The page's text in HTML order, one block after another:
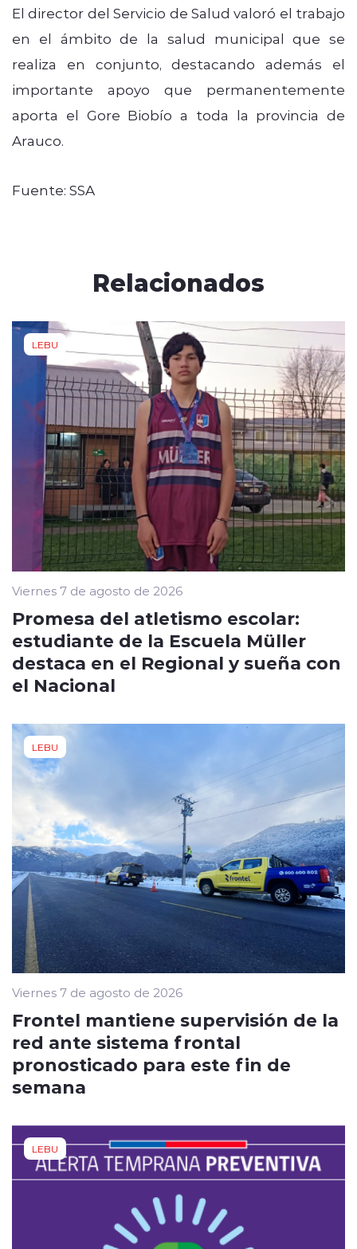
El director del Servicio de Salud valoró el trabajo
en el ámbito de la salud municipal que se
realiza en conjunto, destacando además el
importante apoyo que permanentemente
aporta el Gore Biobío a toda la provincia de
Arauco.
Fuente: SSA
Relacionados
LEBU
Viernes 7 de agosto de 2026
Promesa del atletismo escolar:
estudiante de la Escuela Müller
destaca en el Regional y sueña con
el Nacional
LEBU
Viernes 7 de agosto de 2026
Frontel mantiene supervisión de la
red ante sistema frontal
pronosticado para este fin de
semana
LEBU